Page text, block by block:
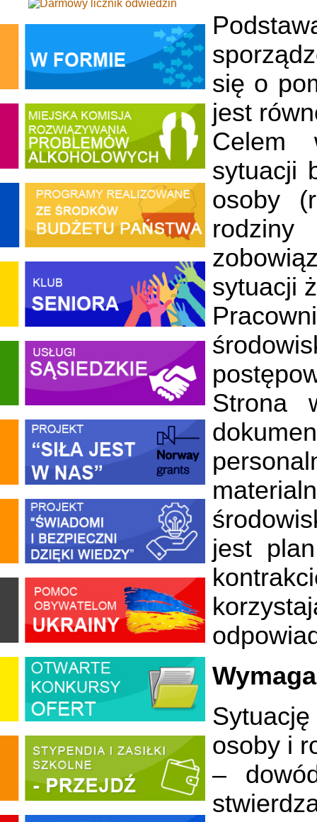
się o
jest
Celem
sytuacji
osoby
sytuacji
Strona
jest
osoby i
–